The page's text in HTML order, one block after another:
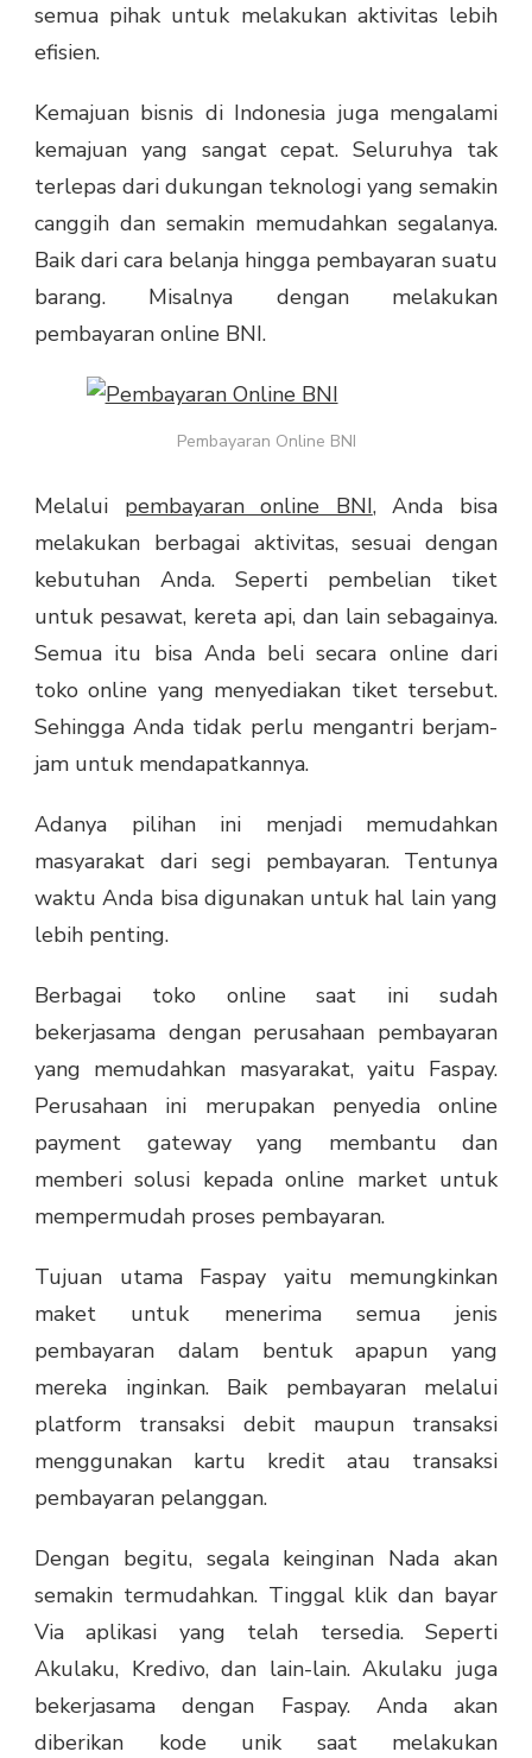
semua pihak untuk melakukan aktivitas lebih
efisien.
Kemajuan bisnis di Indonesia juga mengalami
kemajuan yang sangat cepat. Seluruhya tak
terlepas dari dukungan teknologi yang semakin
canggih dan semakin memudahkan segalanya.
Baik dari cara belanja hingga pembayaran suatu
barang. Misalnya dengan melakukan
pembayaran online BNI.
Pembayaran​ ​Online​ ​BNI
Melalui pembayaran online BNI, Anda bisa
melakukan berbagai aktivitas, sesuai dengan
kebutuhan Anda. Seperti pembelian tiket
untuk pesawat, kereta api, dan lain sebagainya.
Semua itu bisa Anda beli secara online dari
toko online yang menyediakan tiket tersebut.
Sehingga Anda tidak perlu mengantri berjam-
jam untuk mendapatkannya.
Adanya pilihan ini menjadi memudahkan
masyarakat dari segi pembayaran. Tentunya
waktu Anda bisa digunakan untuk hal lain yang
lebih penting.
Berbagai toko online saat ini sudah
bekerjasama dengan perusahaan pembayaran
yang memudahkan masyarakat, yaitu Faspay.
Perusahaan ini merupakan penyedia online
payment gateway yang membantu dan
memberi solusi kepada online market untuk
mempermudah proses pembayaran.
Tujuan utama Faspay yaitu memungkinkan
maket untuk menerima semua jenis
pembayaran dalam bentuk apapun yang
mereka inginkan. Baik pembayaran melalui
platform transaksi debit maupun transaksi
menggunakan kartu kredit atau transaksi
pembayaran pelanggan.
Dengan begitu, segala keinginan Nada akan
semakin termudahkan. Tinggal klik dan bayar
Via aplikasi yang telah tersedia. Seperti
Akulaku, Kredivo, dan lain-lain. Akulaku juga
bekerjasama dengan Faspay. Anda akan
diberikan kode unik saat melakukan